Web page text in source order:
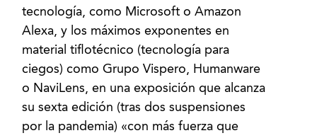
tecnología, como Microsoft o Amazon
Alexa, y los máximos exponentes en
material tiflotécnico (tecnología para
ciegos) como Grupo Vispero, Humanware
o NaviLens, en una exposición que alcanza
su sexta edición (tras dos suspensiones
por la pandemia) «con más fuerza que